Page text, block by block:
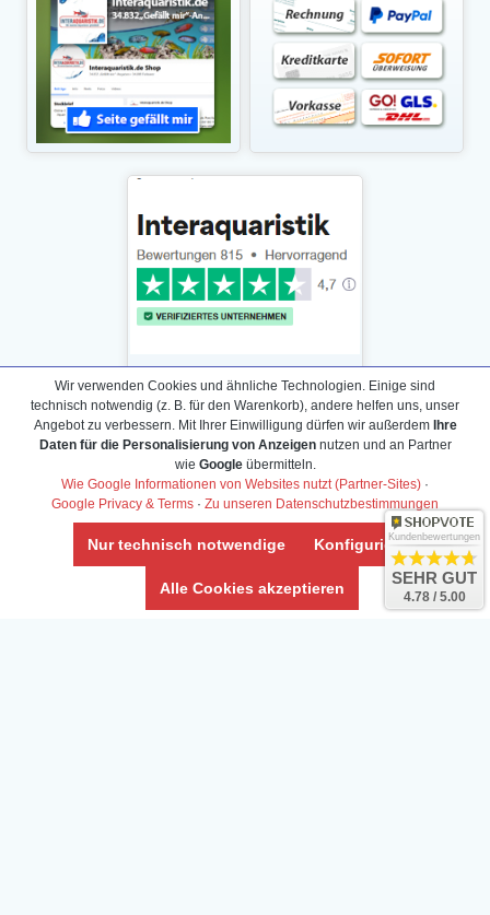
Daten­schutz­erklärung
Widerrufs­recht /Widerrufs­formular
AGB & Info
Impressum
Umwelt und Entsorgung
Vertrag widerrufen
Wir verwenden Cookies und ähnliche Technologien. Einige sind
technisch notwendig (z. B. für den Warenkorb), andere helfen uns, unser
Angebot zu verbessern. Mit Ihrer Einwilligung dürfen wir außerdem Ihre
Daten für die Personalisierung von Anzeigennutzen und an Partner
wie Googleübermitteln.
Wie Google Informationen von Websites nutzt (Partner-Sites) ·
Google Privacy & Terms · Zu unseren Datenschutzbestimmungen
Nur technisch notwendige Konfigurieren
Alle Cookies akzeptieren
Kundenbewertungen
SEHR GUT
4.78 / 5.00